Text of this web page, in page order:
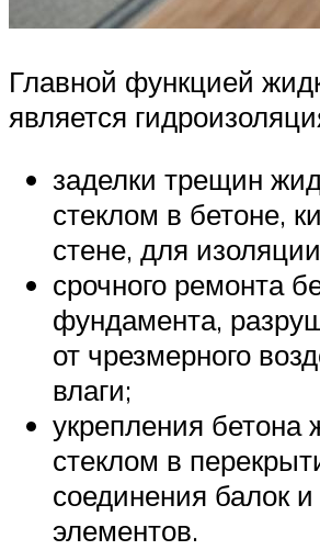
Главной функцией
является
заделки трещин
стеклом в бетоне,
стене, для
срочного ремонта
фундамента,
от чрезмерного
влаги;
укрепления бетона
стеклом в
соединения балок и
элементов.